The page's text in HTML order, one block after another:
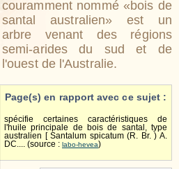
couramment nommé «bois de
santal australien» est un
arbre venant des régions
semi-arides du sud et de
l'ouest de l'Australie.
Page(s) en rapport avec ce sujet :
spécifie certaines caractéristiques de
l'huile principale de bois de santal, type
australien [ Santalum spicatum (R. Br. ) A.
DC.... (source : labo-hevea)